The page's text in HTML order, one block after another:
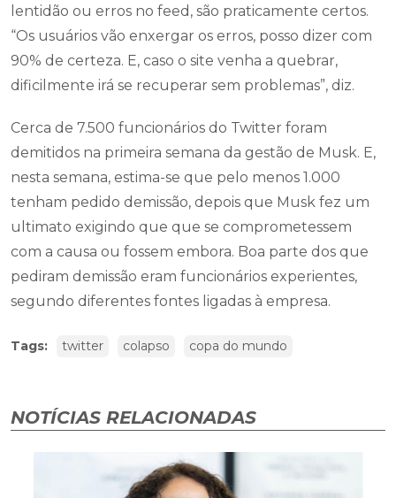
lentidão ou erros no feed, são praticamente certos.
“Os usuários vão enxergar os erros, posso dizer com
90% de certeza. E, caso o site venha a quebrar,
dificilmente irá se recuperar sem problemas”, diz.
Cerca de 7.500 funcionários do Twitter foram
demitidos na primeira semana da gestão de Musk. E,
nesta semana, estima-se que pelo menos 1.000
tenham pedido demissão, depois que Musk fez um
ultimato exigindo que que se comprometessem
com a causa ou fossem embora. Boa parte dos que
pediram demissão eram funcionários experientes,
segundo diferentes fontes ligadas à empresa.
Tags: twitter colapso copa do mundo
NOTÍCIAS RELACIONADAS